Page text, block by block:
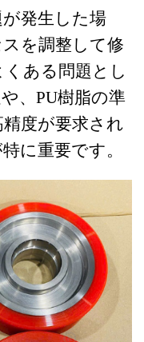
発生した場
を調整して修
ある問題とし
、PU樹脂の準
度が要求され
に重要です。